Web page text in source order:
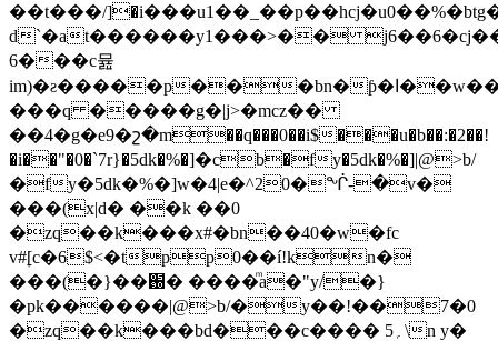
��t���/
d`�at������y1���>��
6���c뮲
im)�ƨ�����p���bn�ƥ�ا��w��h
���q �����g�|j>�mcz��
��4�g�e9�շ�m��q���0��i$���u�b��:�2��!
�i��"�0�`7r}�5dk�%�]�cb�fy�5dk�%�]|@>b/
�fy�5dk�%�]w�4|e�^20�ᖐ-�v�
���(x|d� ��k ��0
�zq��k���x#�bn��40�w�fc
v#ׇ[c�6$<�tpp0��í!kn�
���(�}��֐� ����ͫa�"y/�}
�pk������|@>b/�y��!��7�0
�zq��k���bd���c���� 5؍\n y�